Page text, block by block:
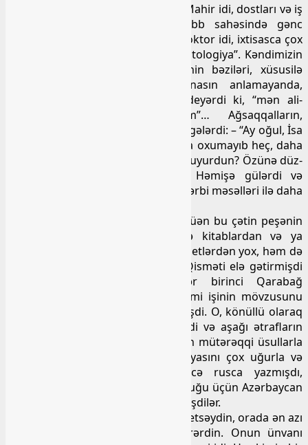
O, ailəsi, qohumları, el-obası üçün Mahir idi, dostları və iş
yoldaşları üçün Sabir həkim. Tibb sahəsində gənc
yaşlarından öz sözünü demiş bir doktor idi, ixtisasca çox
çətin bir sahəni seçmişdi – “travmotologiya”. Kəndimizin
ilk travmotoloqu… Həmkəndlilərinin bəziləri, xüsusilə
yaşlılıar bu tibbi terminin mənasın anlamayanda,
mənasını soruşardılar. Zarafatla deyərdi ki, “mən ali-
savadlı, profesional sınıqçıyam”… Ağsaqqalların,
ağbirçəklərin çoxuna bu təəccüblü gələrdi: – “Ay oğul, İsa
kişi də sınıqçıdır da, institut-filan da oxumayıb heç, daha
buna görə niyə zəhmət çəkib 7 il oxuyurdun? Özünə düz-
əməlli bir peşə seçəydin barı… Həmişə gülərdi və
zarafatına müxtəlif cür yozmaları, zərbi məsəlləri ilə daha
Əslində isə o, el içində sadə görünüən bu çətin peşənin
elmini öyrənmişdi, özü də təkcə kitablardan və ya
universitet laboratoriyalarındakı skletlərdən yox, həm də
həyatdan, real insan həyatından. Qisməti elə gətirmişdi
ki, rezidenturada oxuduğu illər birinci Qarabağ
müharibəsinə təsadüf eləmişdi. Elmi işinin mövzusunu
da elə müharibə həyatından seçmişdi. O, könüllü olaraq
hərbi həkim kimi cəbhəyə getmişdi və aşağı ətrafların
travmotoloji zədələrinin, yaralarının mütərəqqi üsullarla
müalicəsini axtarırdı. O, dissertasiyasını çox uğurla və
vaxtında başa vurmuşdu, əvvəlcə rusca yazmışdı,
sonradan Azərbaycan dilində oxuduğu üçün Azərbaycan
dilinə tərcümə etməyə məcbur etmişdilər.
Sabir həkimin iş yerinə nə zaman getsəydin, orada ən azı
bir Başlıbelli və ya Kəlbəcərli görərdin. Onun ünvanı